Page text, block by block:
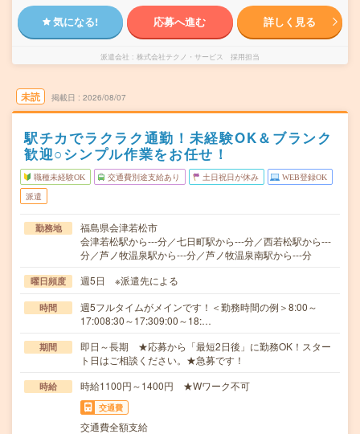
気になる! 応募へ進む 詳しく見る
派遣会社 株式会社テクノ・サービス 採用担当
未読 掲載日 2026/08/07
駅チカでラクラク通勤！未経験OK＆ブランク
歓迎○シンプル作業をお任せ！
職種未経験OK 交通費別途支給あり 土日祝日が休み WEB登録OK
派遣
勤務地
福島県会津若松市
会津若松駅から---分／七日町駅から---分／西若松駅から---
分／芦ノ牧温泉駅から---分／芦ノ牧温泉南駅から---分
曜日頻度 週5日 ※派遣先による
時間
週5フルタイムがメインです！＜勤務時間の例＞8:00～
17:008:30～17:309:00～18:…
期間
即日～長期 ★応募から「最短2日後」に勤務OK！スター
ト日はご相談ください。★急募です！
時給 時給1100円～1400円 ★Wワーク不可
交通費
交通費全額支給